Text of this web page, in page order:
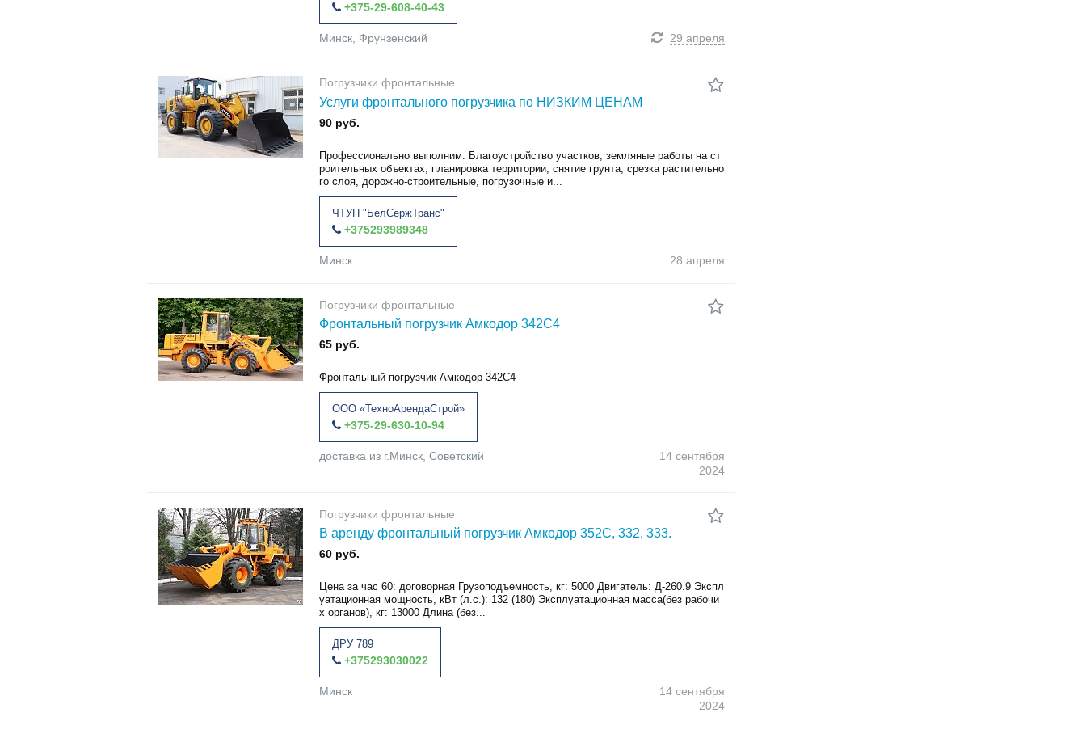
+375-29-608-40-43
Минск, Фрунзенский 29 апреля
Погрузчики фронтальные
Услуги фронтального погрузчика по НИЗКИМ ЦЕНАМ
90 руб.
Профессионально выполним: Благоустройство участков, земляные работы на ст
роительных объектах, планировка территории, снятие грунта, срезка растительно
го слоя, дорожно-строительные, погрузочные и...
ЧТУП "БелСержТранс"
+375293989348
Минск 28 апреля
Погрузчики фронтальные
Фронтальный погрузчик Амкодор 342С4
65 руб.
Фронтальный погрузчик Амкодор 342С4
ООО «ТехноАрендаСтрой»
+375-29-630-10-94
доставка из г.Минск, Советский
14 сентября
2024
Погрузчики фронтальные
В аренду фронтальный погрузчик Амкодор 352C, 332, 333.
60 руб.
Цена за час 60: договорная Грузоподъемность, кг: 5000 Двигатель: Д-260.9 Экспл
уатационная мощность, кВт (л.с.): 132 (180) Эксплуатационная масса(без рабочи
х органов), кг: 13000 Длина (без...
ДРУ 789
+375293030022
Минск
14 сентября
2024